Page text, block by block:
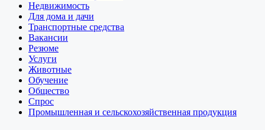
Недвижимость
Для дома и дачи
Транспортные средства
Вакансии
Резюме
Услуги
Животные
Обучение
Общество
Спрос
Промышленная и сельскохозяйственная продукция